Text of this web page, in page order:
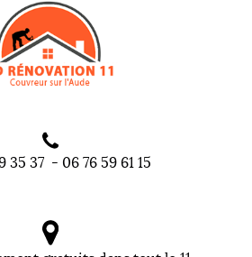
35 37 - 06 76 59 61 15